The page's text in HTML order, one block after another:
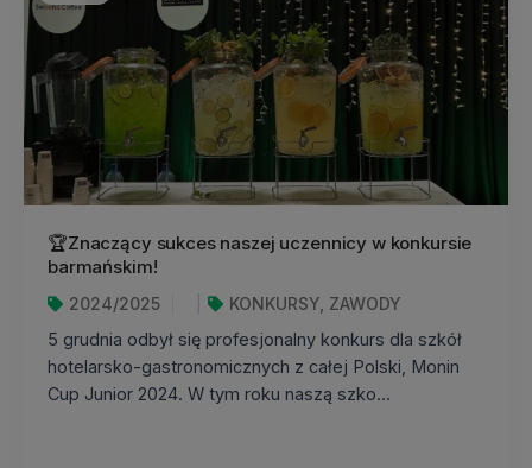
🏆Znaczący sukces naszej uczennicy w konkursie
barmańskim!
2024/2025
KONKURSY, ZAWODY
5 grudnia odbył się profesjonalny konkurs dla szkół
hotelarsko-gastronomicznych z całej Polski, Monin
Cup Junior 2024. W tym roku naszą szko...